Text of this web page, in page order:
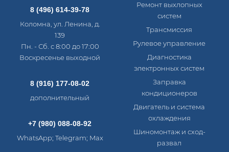
8 (496) 614-39-78
Коломна, ул. Ленина, д.
139
Пн. - Сб. с 8:00 до 17:00
Воскресенье выходной
8 (916) 177-08-02
дополнительный
+7 (980) 088-08-92
WhatsApp; Telegram; Max
Ремонт выхлопных
систем
Трансмиссия
Рулевое управление
Диагностика
электронных систем​
Заправка
кондиционеров
Двигатель и система
охлаждения
Шиномонтаж и сход-
развал